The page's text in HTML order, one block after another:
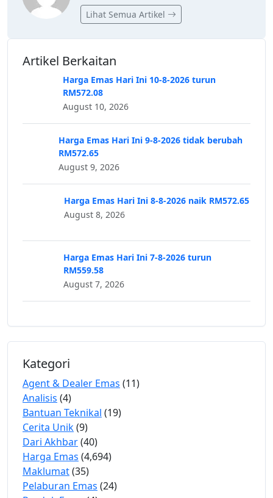
Lihat Semua Artikel
Artikel Berkaitan
Harga Emas Hari Ini 10-8-2026 turun
RM572.08
August 10, 2026
Harga Emas Hari Ini 9-8-2026 tidak berubah
RM572.65
August 9, 2026
Harga Emas Hari Ini 8-8-2026 naik RM572.65
August 8, 2026
Harga Emas Hari Ini 7-8-2026 turun
RM559.58
August 7, 2026
Kategori
Agent & Dealer Emas (11)
Analisis (4)
Bantuan Teknikal (19)
Cerita Unik(9)
Dari Akhbar(40)
Harga Emas (4,694)
Maklumat(35)
Pelaburan Emas (24)